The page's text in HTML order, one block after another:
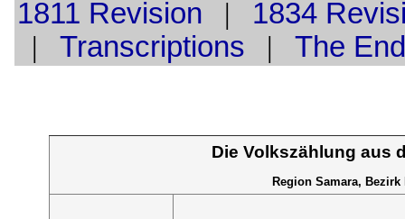
1811 Revision | 1834
| Transcriptions | The End
Die Volkszählung aus
Region Samara,